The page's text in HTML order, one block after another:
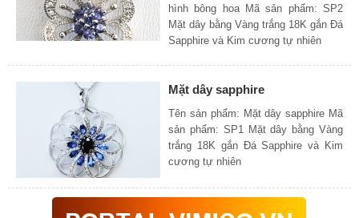
hình bông hoa Mã sản phẩm: SP2
Mặt dây bằng Vàng trắng 18K gắn Đá
Sapphire và Kim cương tự nhiên
Mặt dây sapphire
Tên sản phẩm: Mặt dây sapphire Mã
sản phẩm: SP1 Mặt dây bằng Vàng
trắng 18K gắn Đá Sapphire và Kim
cương tự nhiên